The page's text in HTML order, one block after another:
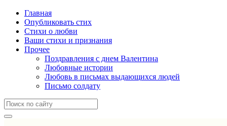
Главная
Опубликовать стих
Стихи о любви
Ваши стихи и признания
Прочее
Поздравления с днем Валентина
Любовные истории
Любовь в письмах выдающихся людей
Письмо солдату